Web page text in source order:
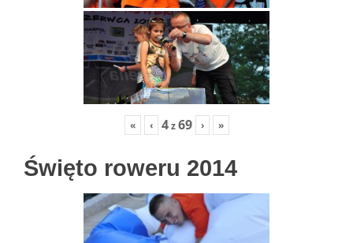
« ‹ 4z69 › »
Święto roweru 2014